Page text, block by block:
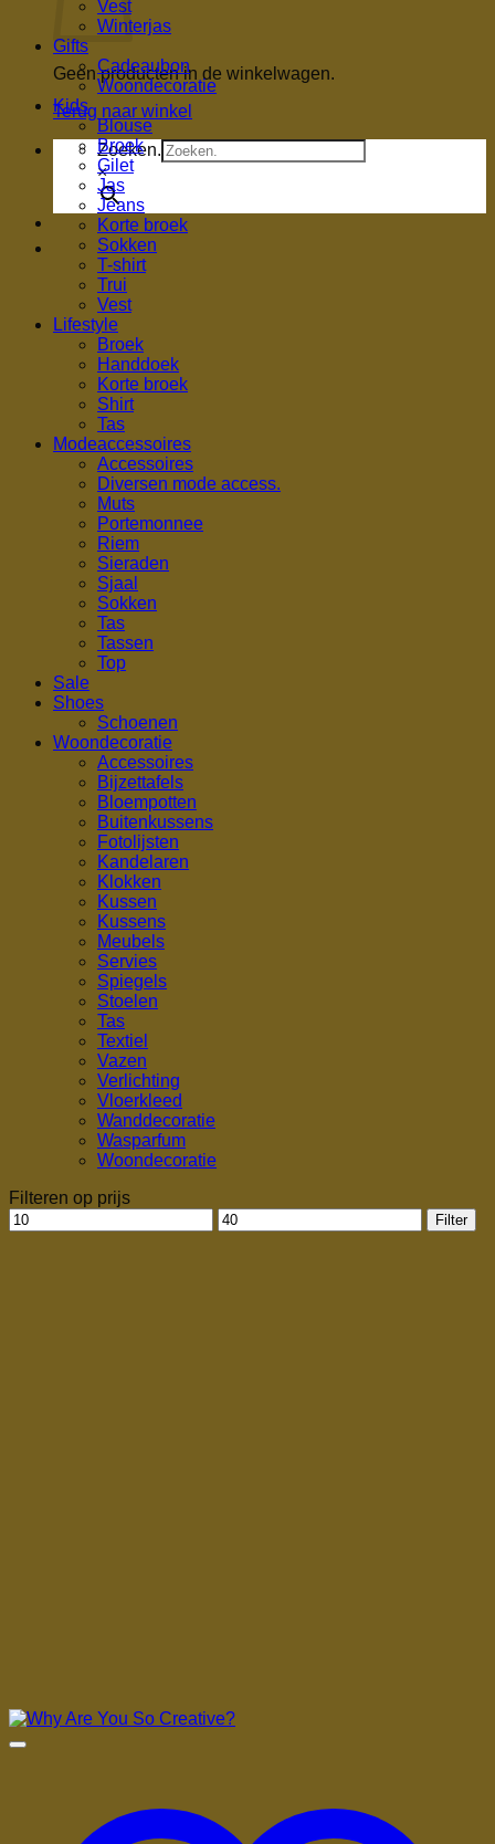
Geen producten in de winkelwagen.
Terug naar winkel
Zoeken.
×
Vest
Winterjas
Gifts
Cadeaubon
Woondecoratie
Kids
Blouse
Broek
Gilet
Jas
Jeans
Korte broek
Sokken
T-shirt
Trui
Vest
Lifestyle
Broek
Handdoek
Korte broek
Shirt
Tas
Modeaccessoires
Accessoires
Diversen mode access.
Muts
Portemonnee
Riem
Sieraden
Sjaal
Sokken
Tas
Tassen
Top
Sale
Shoes
Schoenen
Woondecoratie
Accessoires
Bijzettafels
Bloempotten
Buitenkussens
Fotolijsten
Kandelaren
Klokken
Kussen
Kussens
Meubels
Servies
Spiegels
Stoelen
Tas
Textiel
Vazen
Verlichting
Vloerkleed
Wanddecoratie
Wasparfum
Woondecoratie
Filteren op prijs
Min.
prijs
Max.
prijs
Filter